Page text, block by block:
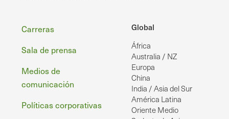
Global
África
Australia / NZ
Europa
China
India / Asia del Sur
América Latina
Oriente Medio
Pie
de
página
Carreras
Sala de prensa
Medios de
comunicación
Políticas corporativas